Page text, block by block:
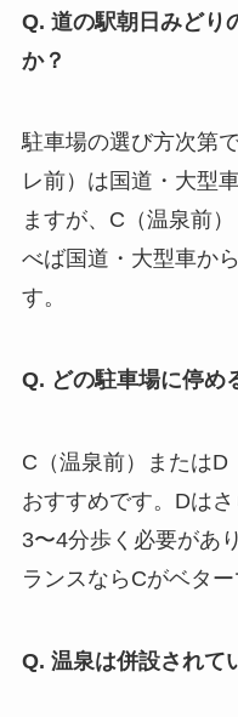
Q. 道の駅朝日みどり
か？
駐車場の選び方次第
レ前）は国道・大型
ますが、C（温泉前
べば国道・大型車か
す。
Q. どの駐車場に停め
C（温泉前）またはD
おすすめです。Dは
3〜4分歩く必要があ
ランスならCがベター
Q. 温泉は併設されて